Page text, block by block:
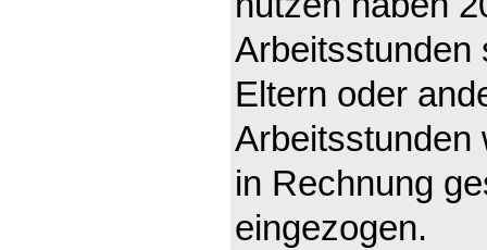
Arbeitsstunden
Eltern oder
in Rechnung
eingezogen.